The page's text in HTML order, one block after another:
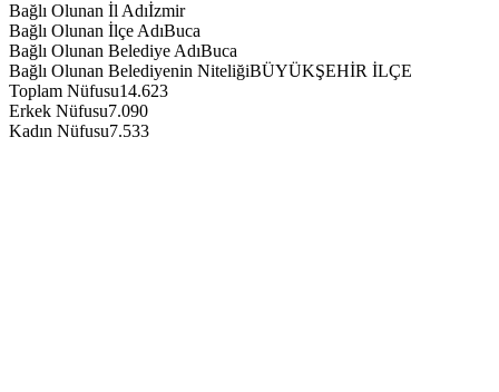
Bağlı Olunan İl Adıİzmir
Bağlı Olunan İlçe AdıBuca
Bağlı Olunan Belediye AdıBuca
Bağlı Olunan Belediyenin NiteliğiBÜYÜKŞEHİR İLÇE
Toplam Nüfusu14.623
Erkek Nüfusu7.090
Kadın Nüfusu7.533